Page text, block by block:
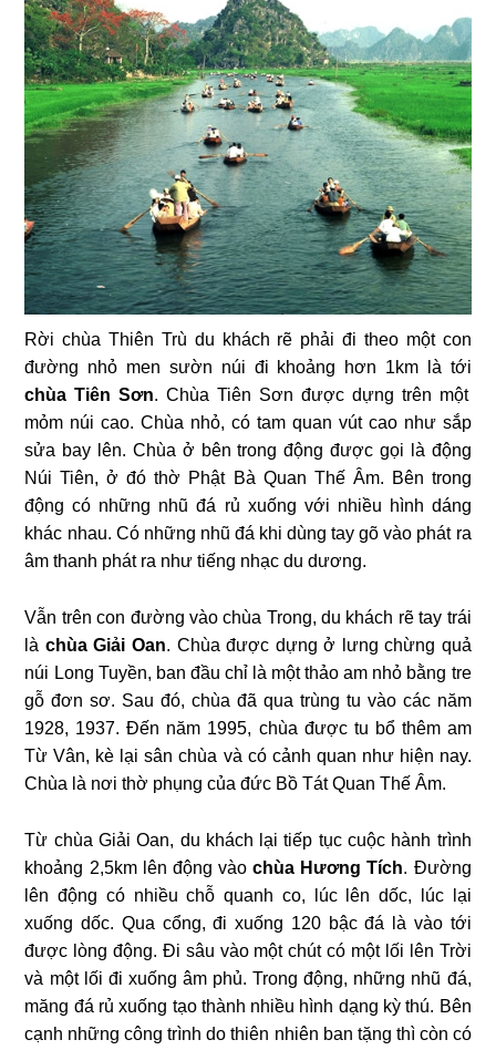
Rời chùa Thiên Trù du khách rẽ phải đi theo một con
đường nhỏ men sườn núi đi khoảng hơn 1km là tới
chùa Tiên Sơn. Chùa Tiên Sơn được dựng trên một
mỏm núi cao. Chùa nhỏ, có tam quan vút cao như sắp
sửa bay lên. Chùa ở bên trong động được gọi là động
Núi Tiên, ở đó thờ Phật Bà Quan Thế Âm. Bên trong
động có những nhũ đá rủ xuống với nhiều hình dáng
khác nhau. Có những nhũ đá khi dùng tay gõ vào phát ra
âm thanh phát ra như tiếng nhạc du dương.
Vẫn trên con đường vào chùa Trong, du khách rẽ tay trái
là chùa Giải Oan. Chùa được dựng ở lưng chừng quả
núi Long Tuyền, ban đầu chỉ là một thảo am nhỏ bằng tre
gỗ đơn sơ. Sau đó, chùa đã qua trùng tu vào các năm
1928, 1937. Đến năm 1995, chùa được tu bổ thêm am
Từ Vân, kè lại sân chùa và có cảnh quan như hiện nay.
Chùa là nơi thờ phụng của đức Bồ Tát Quan Thế Âm.
Từ chùa Giải Oan, du khách lại tiếp tục cuộc hành trình
khoảng 2,5km lên động vàochùa Hương Tích. Ðường
lên động có nhiều chỗ quanh co, lúc lên dốc, lúc lại
xuống dốc. Qua cổng, đi xuống 120 bậc đá là vào tới
được lòng động. Ði sâu vào một chút có một lối lên Trời
và một lối đi xuống âm phủ. Trong động, những nhũ đá,
măng đá rủ xuống tạo thành nhiều hình dạng kỳ thú. Bên
cạnh những công trình do thiên nhiên ban tặng thì còn có